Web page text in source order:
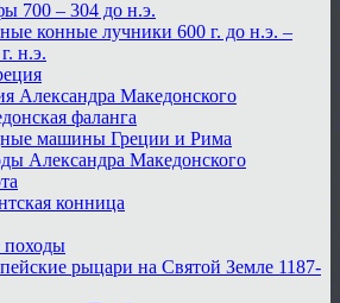
700 – 304 до н.э.
конные лучники 600 г. до н.э. –
н.э.
Александра Македонского
фаланга
машины Греции и Рима
Александра Македонского
конница
походы
рыцари на Святой Земле 1187-